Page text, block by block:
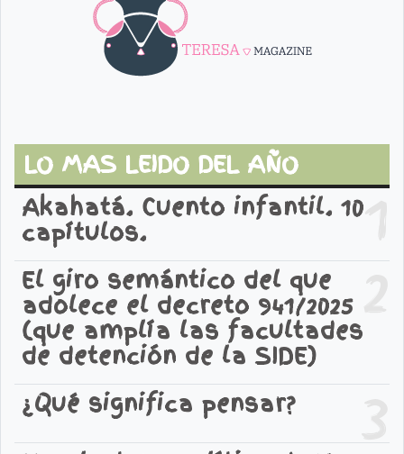
LO MAS LEIDO DEL AÑO
1
Akahatá. Cuento infantil. 10
capítulos.
2
El giro semántico del que
adolece el decreto 941/2025
(que amplía las facultades
de detención de la SIDE)
3
¿Qué significa pensar?